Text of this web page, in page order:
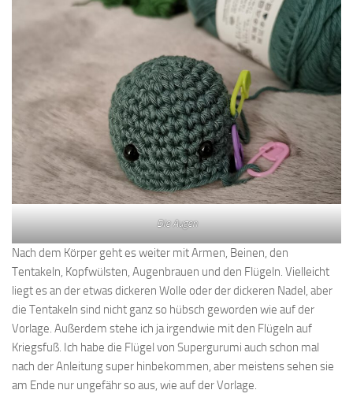
Die Augen
Nach dem Körper geht es weiter mit Armen, Beinen, den
Tentakeln, Kopfwülsten, Augenbrauen und den Flügeln. Vielleicht
liegt es an der etwas dickeren Wolle oder der dickeren Nadel, aber
die Tentakeln sind nicht ganz so hübsch geworden wie auf der
Vorlage. Außerdem stehe ich ja irgendwie mit den Flügeln auf
Kriegsfuß. Ich habe die Flügel von Supergurumi auch schon mal
nach der Anleitung super hinbekommen, aber meistens sehen sie
am Ende nur ungefähr so aus, wie auf der Vorlage.